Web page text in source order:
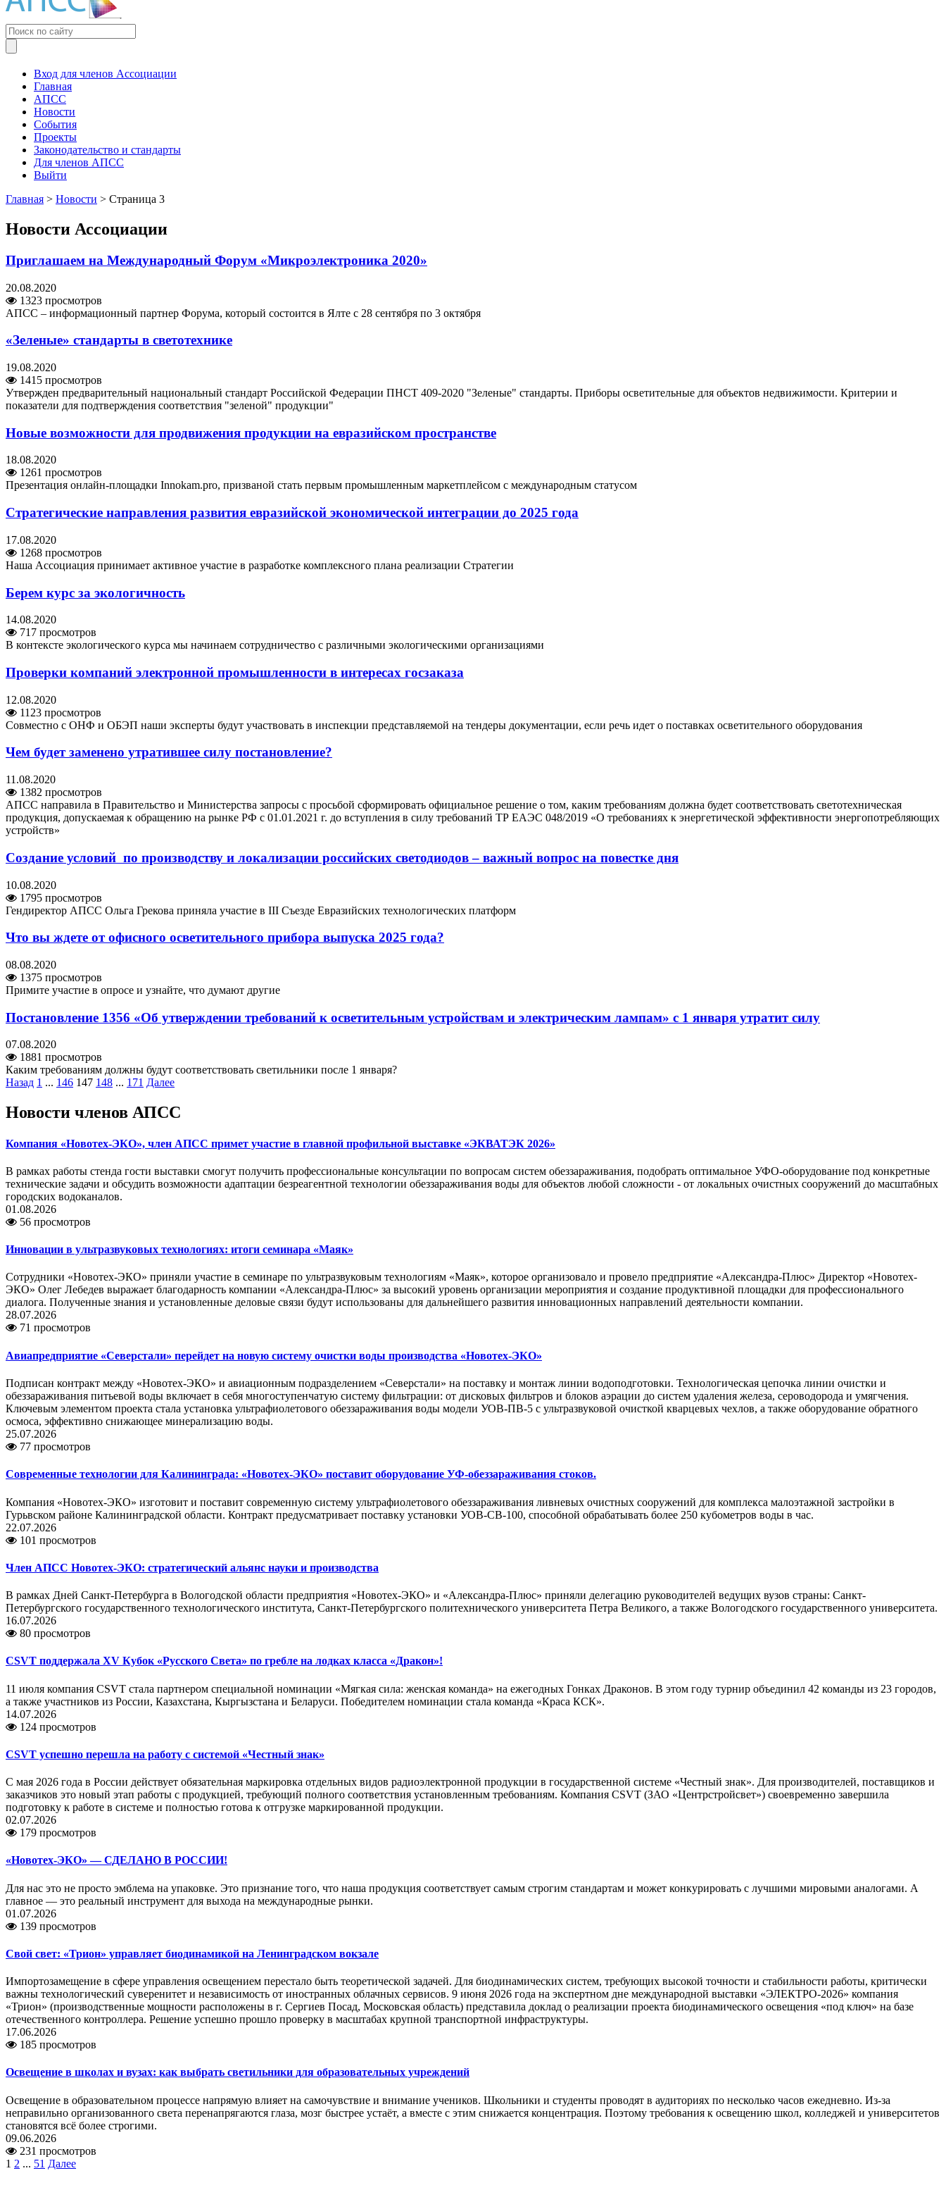
Вход для членов Ассоциации
Главная
АПСС
Новости
События
Проекты
Законодательство и стандарты
Для членов АПСС
Выйти
Главная > Новости > Страница 3
Новости Ассоциации
Приглашаем на Международный Форум «Микроэлектроника 2020»
20.08.2020
1323 просмотров
АПСС – информационный партнер Форума, который состоится в Ялте с 28 сентября по 3 октября
«Зеленые» стандарты в светотехнике
19.08.2020
1415 просмотров
Утвержден предварительный национальный стандарт Российской Федерации ПНСТ 409-2020 "Зеленые" стандарты. Приборы осветительные для объектов недвижимости. Критерии и
показатели для подтверждения соответствия "зеленой" продукции"
Новые возможности для продвижения продукции на евразийском пространстве
18.08.2020
1261 просмотров
Презентация онлайн-площадки Innokam.pro, призваной стать первым промышленным маркетплейсом с международным статусом
Стратегические направления развития евразийской экономической интеграции до 2025 года
17.08.2020
1268 просмотров
Наша Ассоциация принимает активное участие в разработке комплексного плана реализации Стратегии
Берем курс за экологичность
14.08.2020
717 просмотров
В контексте экологического курса мы начинаем сотрудничество с различными экологическими организациями
Проверки компаний электронной промышленности в интересах госзаказа
12.08.2020
1123 просмотров
Совместно с ОНФ и ОБЭП наши эксперты будут участвовать в инспекции представляемой на тендеры документации, если речь идет о поставках осветительного оборудования
Чем будет заменено утратившее силу постановление?
11.08.2020
1382 просмотров
АПСС направила в Правительство и Министерства запросы с просьбой сформировать официальное решение о том, каким требованиям должна будет соответствовать светотехническая
продукция, допускаемая к обращению на рынке РФ с 01.01.2021 г. до вступления в силу требований ТР ЕАЭС 048/2019 «О требованиях к энергетической эффективности энергопотребляющих
устройств»
Создание условий по производству и локализации российских светодиодов – важный вопрос на повестке дня
10.08.2020
1795 просмотров
Гендиректор АПСС Ольга Грекова приняла участие в III Съезде Евразийских технологических платформ
Что вы ждете от офисного осветительного прибора выпуска 2025 года?
08.08.2020
1375 просмотров
Примите участие в опросе и узнайте, что думают другие
Постановление 1356 «Об утверждении требований к осветительным устройствам и электрическим лампам» с 1 января утратит силу
07.08.2020
1881 просмотров
Каким требованиям должны будут соответствовать светильники после 1 января?
Назад 1 ... 146 147 148 ... 171 Далее
Новости членов АПСС
Компания «Новотех-ЭКО», член АПСС примет участие в главной профильной выставке «ЭКВАТЭК 2026»
В рамках работы стенда гости выставки смогут получить профессиональные консультации по вопросам систем обеззараживания, подобрать оптимальное УФО-оборудование под конкретные
технические задачи и обсудить возможности адаптации безреагентной технологии обеззараживания воды для объектов любой сложности - от локальных очистных сооружений до масштабных
городских водоканалов.
01.08.2026
56 просмотров
Инновации в ультразвуковых технологиях: итоги семинара «Маяк»
Сотрудники «Новотех-ЭКО» приняли участие в семинаре по ультразвуковым технологиям «Маяк», которое организовало и провело предприятие «Александра-Плюс» Директор «Новотех-
ЭКО» Олег Лебедев выражает благодарность компании «Александра-Плюс» за высокий уровень организации мероприятия и создание продуктивной площадки для профессионального
диалога. Полученные знания и установленные деловые связи будут использованы для дальнейшего развития инновационных направлений деятельности компании.
28.07.2026
71 просмотров
Авиапредприятие «Северстали» перейдет на новую систему очистки воды производства «Новотех-ЭКО»
Подписан контракт между «Новотех-ЭКО» и авиационным подразделением «Северстали» на поставку и монтаж линии водоподготовки. Технологическая цепочка линии очистки и
обеззараживания питьевой воды включает в себя многоступенчатую систему фильтрации: от дисковых фильтров и блоков аэрации до систем удаления железа, сероводорода и умягчения.
Ключевым элементом проекта стала установка ультрафиолетового обеззараживания воды модели УОВ-ПВ-5 с ультразвуковой очисткой кварцевых чехлов, а также оборудование обратного
осмоса, эффективно снижающее минерализацию воды.
25.07.2026
77 просмотров
Современные технологии для Калининграда: «Новотех-ЭКО» поставит оборудование УФ-обеззараживания стоков.
Компания «Новотех-ЭКО» изготовит и поставит современную систему ультрафиолетового обеззараживания ливневых очистных сооружений для комплекса малоэтажной застройки в
Гурьвском районе Калининградской области. Контракт предусматривает поставку установки УОВ-СВ-100, способной обрабатывать более 250 кубометров воды в час.
22.07.2026
101 просмотров
Член АПСС Новотех-ЭКО: стратегический альянс науки и производства
В рамках Дней Санкт-Петербурга в Вологодской области предприятия «Новотех-ЭКО» и «Александра-Плюс» приняли делегацию руководителей ведущих вузов страны: Санкт-
Петербургского государственного технологического института, Санкт-Петербургского политехнического университета Петра Великого, а также Вологодского государственного университета.
16.07.2026
80 просмотров
CSVT поддержала XV Кубок «Русского Света» по гребле на лодках класса «Дракон»!
11 июля компания CSVT стала партнером специальной номинации «Мягкая сила: женская команда» на ежегодных Гонках Драконов. В этом году турнир объединил 42 команды из 23 городов,
а также участников из России, Казахстана, Кыргызстана и Беларуси. Победителем номинации стала команда «Краса КСК».
14.07.2026
124 просмотров
CSVT успешно перешла на работу с системой «Честный знак»
С мая 2026 года в России действует обязательная маркировка отдельных видов радиоэлектронной продукции в государственной системе «Честный знак». Для производителей, поставщиков и
заказчиков это новый этап работы с продукцией, требующий полного соответствия установленным требованиям. Компания CSVT (ЗАО «Центрстройсвет») своевременно завершила
подготовку к работе в системе и полностью готова к отгрузке маркированной продукции.
02.07.2026
179 просмотров
«Новотех-ЭКО» — СДЕЛАНО В РОССИИ!
Для нас это не просто эмблема на упаковке. Это признание того, что наша продукция соответствует самым строгим стандартам и может конкурировать с лучшими мировыми аналогами. А
главное — это реальный инструмент для выхода на международные рынки.
01.07.2026
139 просмотров
Свой свет: «Трион» управляет биодинамикой на Ленинградском вокзале
Импортозамещение в сфере управления освещением перестало быть теоретической задачей. Для биодинамических систем, требующих высокой точности и стабильности работы, критически
важны технологический суверенитет и независимость от иностранных облачных сервисов. 9 июня 2026 года на экспертном дне международной выставки «ЭЛЕКТРО-2026» компания
«Трион» (производственные мощности расположены в г. Сергиев Посад, Московская область) представила доклад о реализации проекта биодинамического освещения «под ключ» на базе
отечественного контроллера. Решение успешно прошло проверку в масштабах крупной транспортной инфраструктуры.
17.06.2026
185 просмотров
Освещение в школах и вузах: как выбрать светильники для образовательных учреждений
Освещение в образовательном процессе напрямую влияет на самочувствие и внимание учеников. Школьники и студенты проводят в аудиториях по несколько часов ежедневно. Из-за
неправильно организованного света перенапрягаются глаза, мозг быстрее устаёт, а вместе с этим снижается концентрация. Поэтому требования к освещению школ, колледжей и университетов
становятся всё более строгими.
09.06.2026
231 просмотров
1 2 ... 51 Далее